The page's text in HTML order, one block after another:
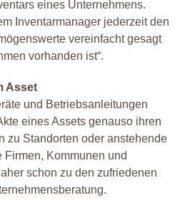
eines Unternehmens.
Inventarmanager jederzeit den
vereinfacht gesagt
vorhanden ist“.
Asset
und Betriebsanleitungen
eines Assets genauso ihren
zu Standorten oder anstehende
Kommunen und
schon zu den zufriedenen